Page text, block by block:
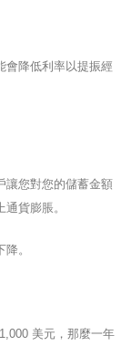
會降低利率以提振經
讓您對您的儲蓄金額
貨膨脹。
。
美元，那麼一年